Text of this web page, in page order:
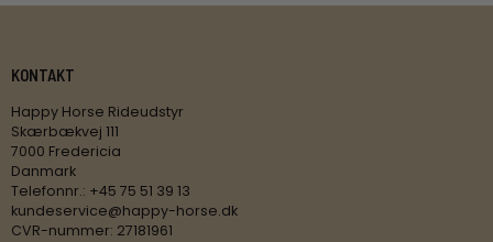
KONTAKT
Happy Horse Rideudstyr
Skærbækvej 111
7000 Fredericia
Danmark
Telefonnr.: +45 75 51 39 13
kundeservice@happy-horse.dk
CVR-nummer: 27181961